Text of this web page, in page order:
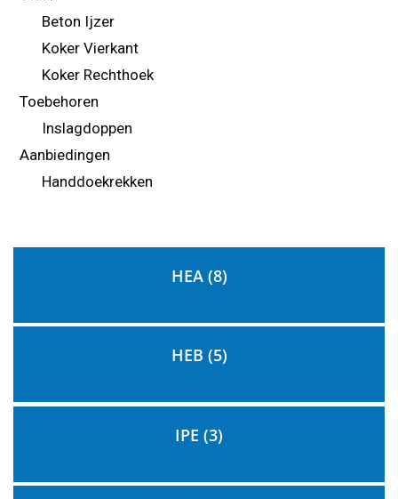
Beton Ijzer
Koker Vierkant
Koker Rechthoek
Toebehoren
Inslagdoppen
Aanbiedingen
Handdoekrekken
HEA (8)
HEB (5)
IPE (3)